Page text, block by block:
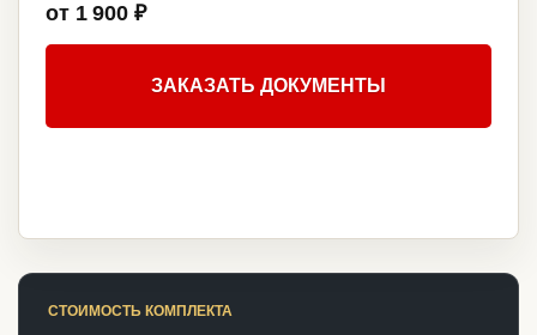
от 1 900 ₽
ЗАКАЗАТЬ ДОКУМЕНТЫ
СТОИМОСТЬ КОМПЛЕКТА